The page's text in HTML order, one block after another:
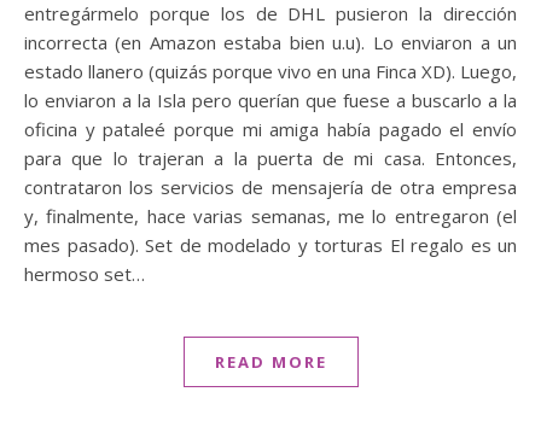
entregármelo porque los de DHL pusieron la dirección
incorrecta (en Amazon estaba bien u.u). Lo enviaron a un
estado llanero (quizás porque vivo en una Finca XD). Luego,
lo enviaron a la Isla pero querían que fuese a buscarlo a la
oficina y pataleé porque mi amiga había pagado el envío
para que lo trajeran a la puerta de mi casa. Entonces,
contrataron los servicios de mensajería de otra empresa
y, finalmente, hace varias semanas, me lo entregaron (el
mes pasado). Set de modelado y torturas El regalo es un
hermoso set…
READ MORE